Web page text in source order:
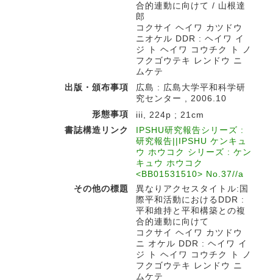
合的連動に向けて / 山根達
郎
コクサイ ヘイワ カツドウ
ニオケル DDR : ヘイワ イ
ジ ト ヘイワ コウチク ト ノ
フクゴウテキ レンドウ ニ
ムケテ
出版・頒布事項
広島 : 広島大学平和科学研
究センター , 2006.10
形態事項
iii, 224p ; 21cm
書誌構造リンク
IPSHU研究報告シリーズ :
研究報告||IPSHU ケンキュ
ウ ホウコク シリーズ : ケン
キュウ ホウコク
<BB01531510> No.37//a
その他の標題
異なりアクセスタイトル:国
際平和活動におけるDDR :
平和維持と平和構築との複
合的連動に向けて
コクサイ ヘイワ カツドウ
ニ オケル DDR : ヘイワ イ
ジ ト ヘイワ コウチク ト ノ
フクゴウテキ レンドウ ニ
ムケテ